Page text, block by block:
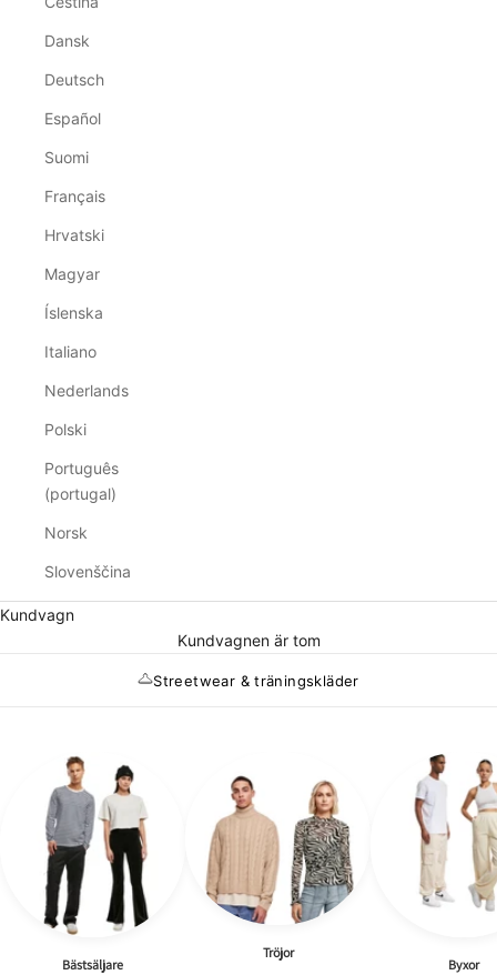
Dansk
Deutsch
Español
Suomi
Français
Hrvatski
Magyar
Íslenska
Italiano
Nederlands
Polski
Português
(portugal)
Norsk
Slovenščina
Kundvagn
Kundvagnen är tom
Streetwear & träningskläder
Bästsäljare
Tröjor
Byxor